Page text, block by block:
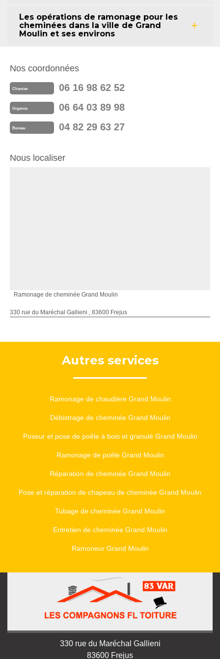
Les opérations de ramonage pour les
cheminées dans la ville de Grand
Moulin et ses environs
Nos coordonnées
Chantier 06 16 98 62 52
Urgence 06 64 03 89 98
Bureau 04 82 29 63 27
Nous localiser
Ramonage de cheminée Grand Moulin
330 rue du Maréchal Gallieni , 83600 Frejus
Autres services
Ramonage de chaudière Grand Moulin
Débistrage de cheminée Grand Moulin
Poseur et pose de poêle à bois et granulé Grand Moulin
Ramonage de poêle Grand Moulin
Réparation de cheminée Grand Moulin
Pose et réparation de chapeau de cheminée Grand Moulin
Tubage de cheminée Grand Moulin
Entretien de cheminée Grand Moulin
Ramoneur Grand Moulin
330 rue du Maréchal Gallieni
83600 Frejus